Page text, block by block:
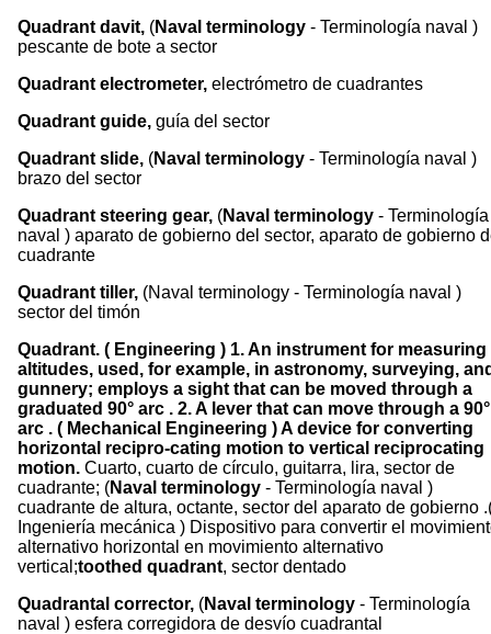
Quadrant davit, (Naval terminology - Terminología naval )
pescante de bote a sector
Quadrant electrometer, electrómetro de cuadrantes
Quadrant guide, guía del sector
Quadrant slide, (Naval terminology - Terminología naval )
brazo del sector
Quadrant steering gear, (Naval terminology - Terminología
naval ) aparato de gobierno del sector, aparato de gobierno
cuadrante
Quadrant tiller, (Naval terminology - Terminología naval )
sector del timón
Quadrant. ( Engineering ) 1. An instrument for measuring
altitudes, used, for example, in astronomy, surveying,
gunnery; employs a sight that can be moved through a
graduated 90° arc . 2. A lever that can move through a 90°
arc . ( Mechanical Engineering ) A device for converting
horizontal recipro-cating motion to vertical reciprocating
motion. Cuarto, cuarto de círculo, guitarra, lira, sector de
cuadrante; (Naval terminology - Terminología naval )
cuadrante de altura, octante, sector del aparato de gobierno
Ingeniería mecánica ) Dispositivo para convertir el
alternativo horizontal en movimiento alternativo
vertical;toothed quadrant, sector dentado
Quadrantal corrector, (Naval terminology - Terminología
naval ) esfera corregidora de desvío cuadrantal